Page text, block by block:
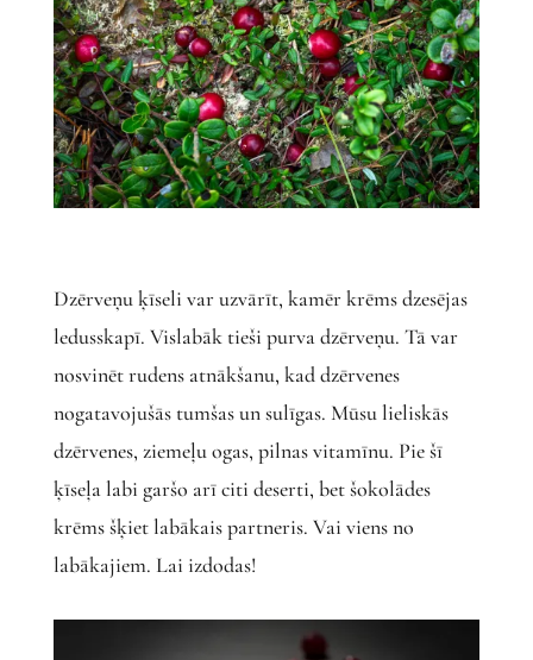
Dzērveņu ķīseli var uzvārīt, kamēr krēms dzesējas
ledusskapī. Vislabāk tieši purva dzērveņu. Tā var
nosvinēt rudens atnākšanu, kad dzērvenes
nogatavojušās tumšas un sulīgas. Mūsu lieliskās
dzērvenes, ziemeļu ogas, pilnas vitamīnu. Pie šī
ķīseļa labi garšo arī citi deserti, bet šokolādes
krēms šķiet labākais partneris. Vai viens no
labākajiem. Lai izdodas!